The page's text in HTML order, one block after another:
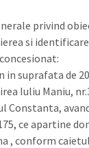
privind
si
in suprafata de
Iuliu Maniu,
Constanta,
ce apartine
, conform